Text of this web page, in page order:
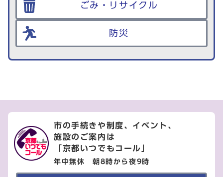
ごみ・リサイクル
防災
市の手続きや制度、イベント、
施設のご案内は
「京都いつでもコール」
年中無休 朝8時から夜9時